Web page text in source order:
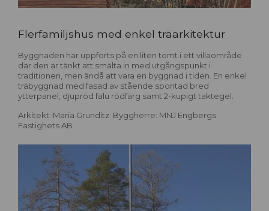
Flerfamiljshus med enkel träarkitektur
Byggnaden har uppförts på en liten tomt i ett villaområde
där den är tänkt att smälta in med utgångspunkt i
traditionen, men ändå att vara en byggnad i tiden. En enkel
träbyggnad med fasad av stående spontad bred
ytterpanel, djupröd falu rödfärg samt 2-kupigt taktegel.
Arkitekt: Maria Grunditz Byggherre: MNJ Engbergs
Fastighets AB